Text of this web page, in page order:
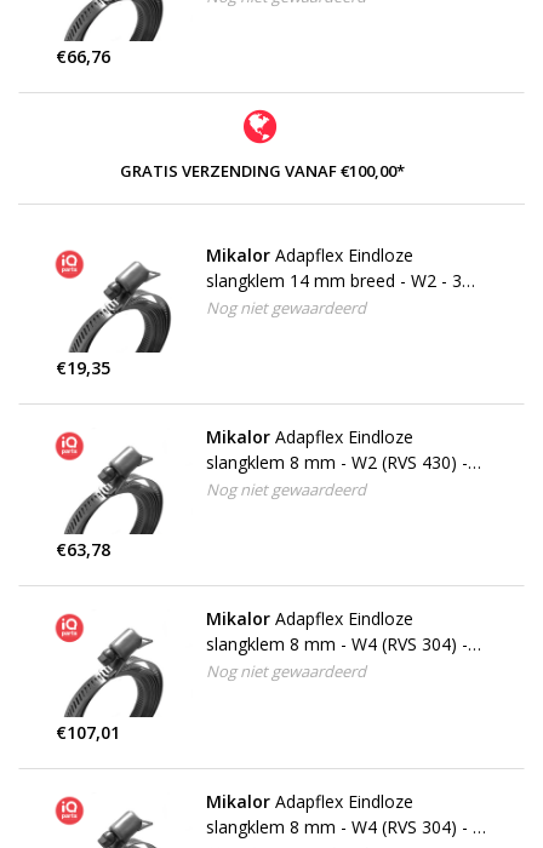
€66,76
GRATIS VERZENDING VANAF €100,00*
Mikalor Adapflex Eindloze
slangklem 14 mm breed - W2 - 3
meter - 6 huisjes
Nog niet gewaardeerd
€19,35
Mikalor Adapflex Eindloze
slangklem 8 mm - W2 (RVS 430) -
25 meter
Nog niet gewaardeerd
€63,78
Mikalor Adapflex Eindloze
slangklem 8 mm - W4 (RVS 304) -
25 meter
Nog niet gewaardeerd
€107,01
Mikalor Adapflex Eindloze
slangklem 8 mm - W4 (RVS 304) - 3